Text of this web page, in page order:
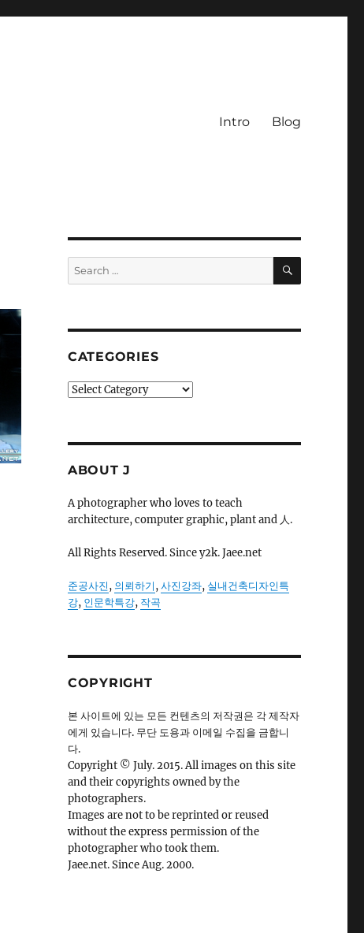
Intro Blog
Search
for:
SEARCH
CATEGORIES
Categories
ABOUT J
A photographer who loves to teach
architecture, computer graphic, plant and 人.
All Rights Reserved. Since y2k. Jaee.net
준공사진, 의뢰하기,사진강좌, 실내건축디자인특
강, 인문학특강, 작곡
COPYRIGHT
본 사이트에 있는 모든 컨텐츠의 저작권은 각 제작자
에게 있습니다. 무단 도용과 이메일 수집을 금합니
다.
Copyright © July. 2015. All images on this site
and their copyrights owned by the
photographers.
Images are not to be reprinted or reused
without the express permission of the
photographer who took them.
Jaee.net. Since Aug. 2000.